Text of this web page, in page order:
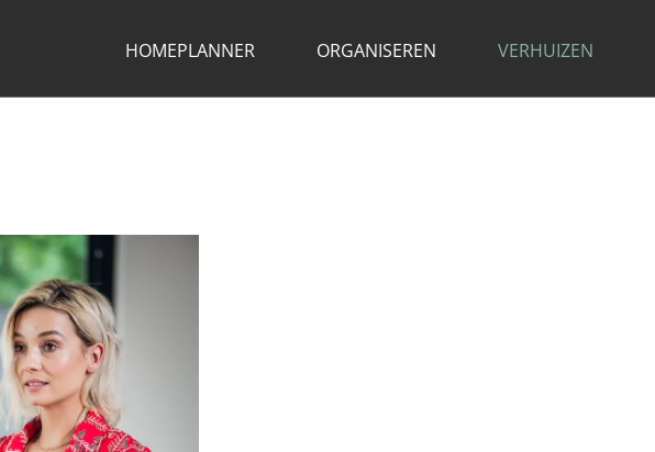
HOMEPLANNER ORGANISEREN VERHUIZEN